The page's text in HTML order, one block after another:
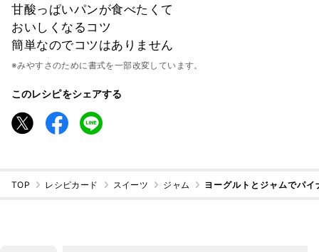
甘酸っぱいパンが食べたくて
おいしくなるコツ
簡単なのでコツはありません
※みやすさのために書式を一部改変しています。
このレシピをシェアする
TOP レシピカード スイーツ ジャム ヨーグルトとジャムでパ